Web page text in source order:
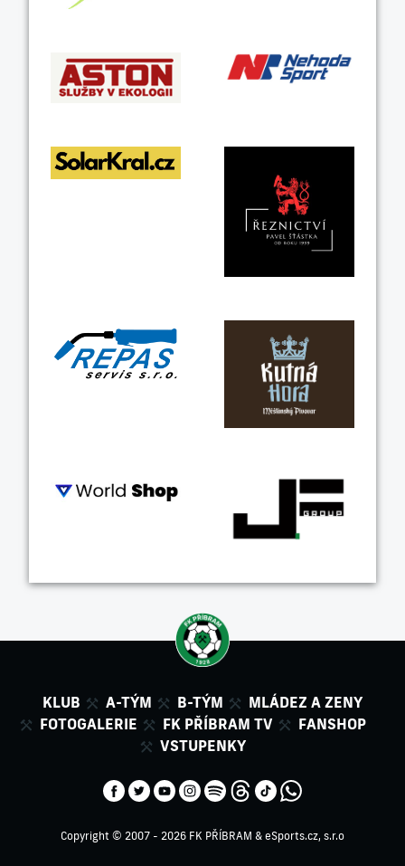
KLUB A-TÝM B-TÝM
MLÁDEZ A ZENY
FOTOGALERIE
FK PŘÍBRAM TV
FANSHOP
VSTUPENKY
Copyright © 2007 - 2026 FK PŘÍBRAM & eSports.cz, s.r.o